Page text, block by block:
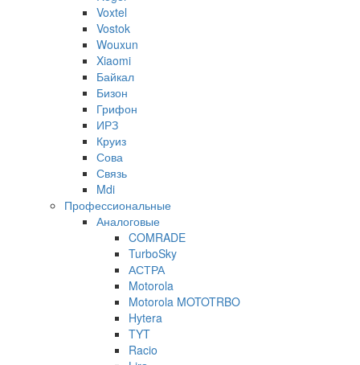
Voxtel
Vostok
Wouxun
Xiaomi
Байкал
Бизон
Грифон
ИРЗ
Круиз
Сова
Связь
Mdi
Профессиональные
Аналоговые
COMRADE
TurboSky
АСТРА
Motorola
Motorola MOTOTRBO
Hytera
TYT
Racio